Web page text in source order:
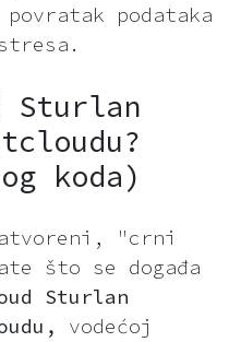
podataka
Sturlan
koda)
"crni
što se događa
Sturlan
vodećoj